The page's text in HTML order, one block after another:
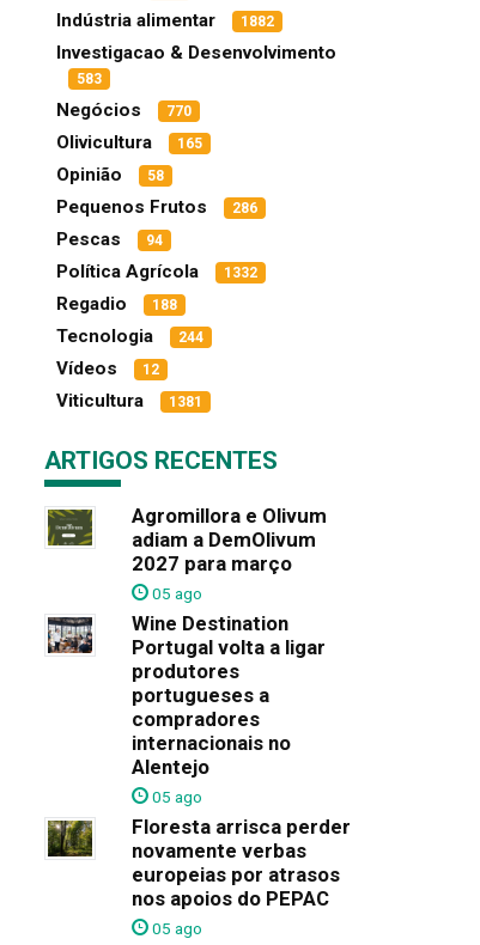
Indústria alimentar 1882
Investigacao & Desenvolvimento
583
Negócios 770
Olivicultura 165
Opinião 58
Pequenos Frutos 286
Pescas 94
Política Agrícola 1332
Regadio 188
Tecnologia 244
Vídeos 12
Viticultura 1381
ARTIGOS RECENTES
Agromillora e Olivum
adiam a DemOlivum
2027 para março
05 ago
Wine Destination
Portugal volta a ligar
produtores
portugueses a
compradores
internacionais no
Alentejo
05 ago
Floresta arrisca perder
novamente verbas
europeias por atrasos
nos apoios do PEPAC
05 ago